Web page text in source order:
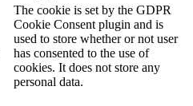
The cookie is set by the GDPR
Cookie Consent plugin and is
used to store whether or not user
has consented to the use of
cookies. It does not store any
personal data.